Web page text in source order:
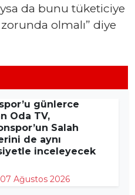
da bunu tüketiciye
olmalı” diye
günlerce
Oda TV,
Salah
de aynı
inceleyecek
07 Ağustos 2026